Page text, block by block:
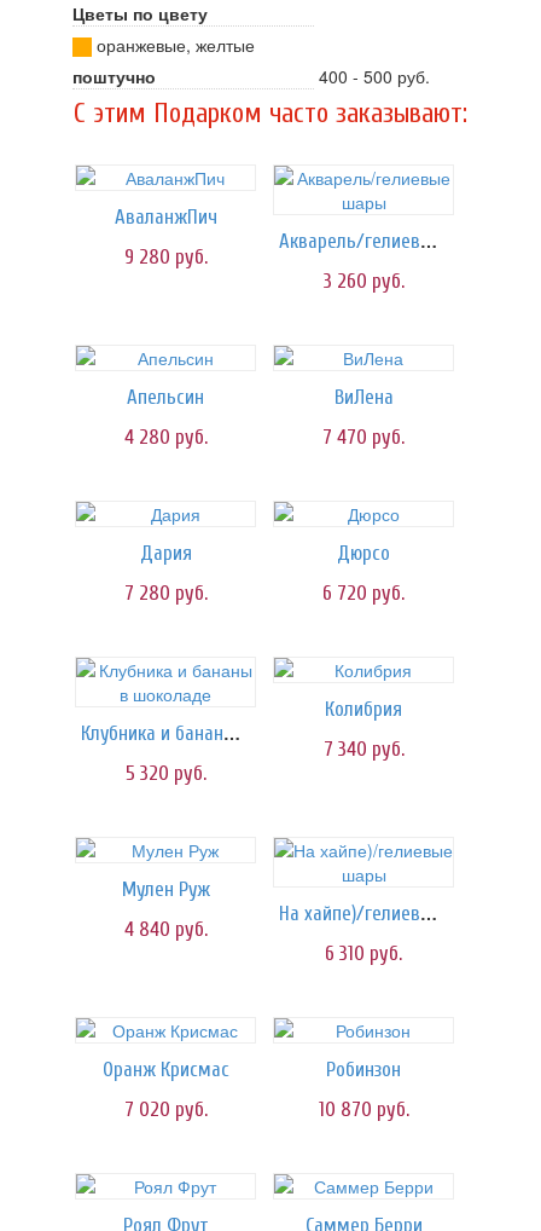
Цветы по цвету
оранжевые, желтые
поштучно
400 - 500 руб.
C этим Подарком часто заказывают:
АваланжПич
9 280 руб.
Акварель/гелиевые шары
3 260 руб.
Апельсин
4 280 руб.
ВиЛена
7 470 руб.
Дария
7 280 руб.
Дюрсо
6 720 руб.
Клубника и бананы в шоколаде
5 320 руб.
Колибрия
7 340 руб.
Мулен Руж
4 840 руб.
На хайпе)/гелиевые шары
6 310 руб.
Оранж Крисмас
7 020 руб.
Робинзон
10 870 руб.
Роял Фрут
Саммер Берри